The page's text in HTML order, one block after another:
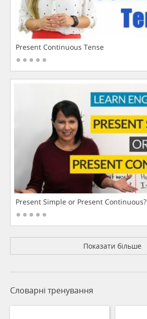
Present Continuous Tense
Present Simple or Present Continuous?
Показати більше
Словарні тренування